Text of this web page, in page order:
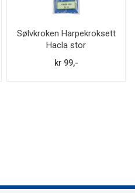
Sølvkroken Harpekroksett
Hacla stor
kr 99,-